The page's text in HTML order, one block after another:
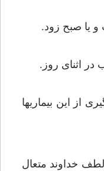
از این بیماریها
خداوند متعال